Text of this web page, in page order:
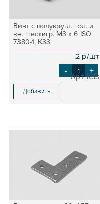
Винт с полукругл. гол. и
вн. шестигр. М3 х 6 ISO
7380-1, K33
2 р/шт
- +
K33
Добавить